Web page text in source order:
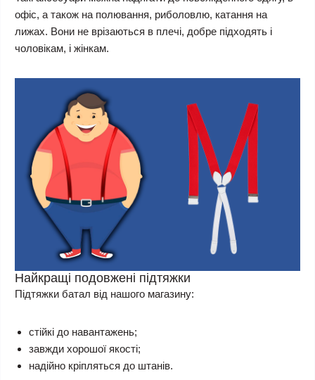
офіс, а також на полювання, риболовлю, катання на
лижах. Вони не врізаються в плечі, добре підходять і
чоловікам, і жінкам.
Найкращі подовжені підтяжки
Підтяжки батал від нашого магазину:
стійкі до навантажень;
завжди хорошої якості;
надійно кріпляться до штанів.